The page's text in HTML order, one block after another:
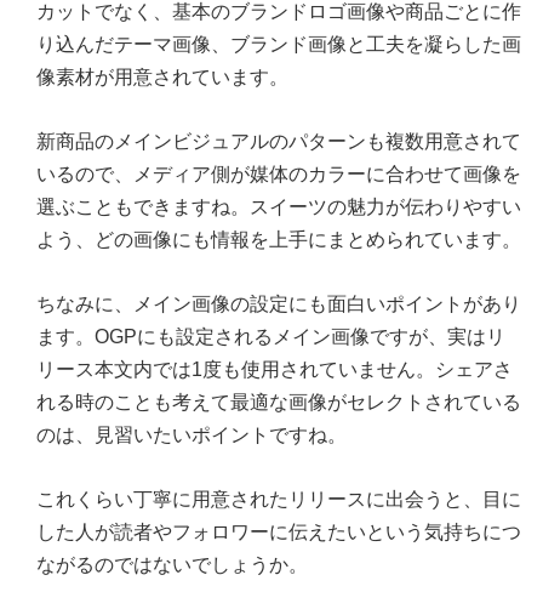
カットでなく、基本のブランドロゴ画像や商品ごとに作
り込んだテーマ画像、ブランド画像と工夫を凝らした画
像素材が用意されています。
新商品のメインビジュアルのパターンも複数用意されて
いるので、メディア側が媒体のカラーに合わせて画像を
選ぶこともできますね。スイーツの魅力が伝わりやすい
よう、どの画像にも情報を上手にまとめられています。
ちなみに、メイン画像の設定にも面白いポイントがあり
ます。OGPにも設定されるメイン画像ですが、実はリ
リース本文内では1度も使用されていません。
シェアさ
れる時のことも考えて最適な画像がセレクトされている
のは、見習いたいポイントですね。
これくらい丁寧に用意されたリリースに出会うと、目に
した人が読者やフォロワーに伝えたいという気持ちにつ
ながるのではないでしょうか。